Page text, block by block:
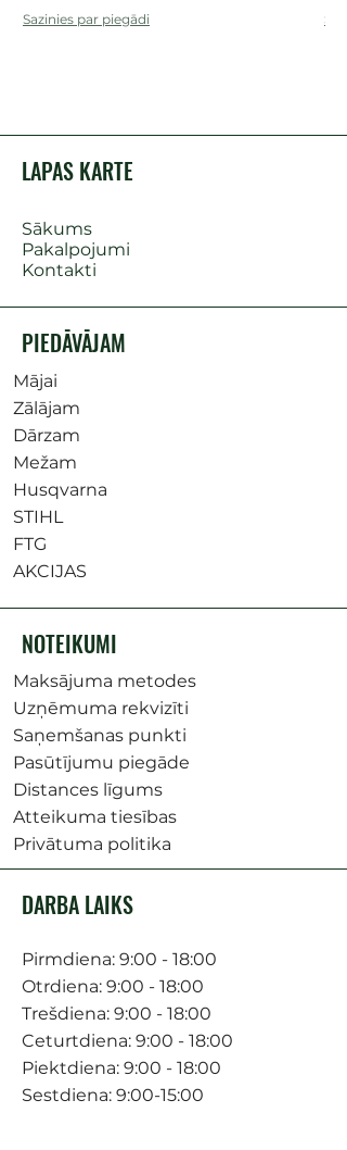
Sazinies par piegādi
LAPAS KARTE
Sākums
Pakalpojumi
Kontakti
PIEDĀVĀJAM
Mājai
Zālājam
Dārzam
Mežam
Husqvarna
STIHL
FTG
AKCIJAS
NOTEIKUMI
Maksājuma metodes
Uzņēmuma rekvizīti
Saņemšanas punkti
Pasūtījumu piegāde
Distances līgums
Atteikuma tiesības
Privātuma politika
DARBA LAIKS
Pirmdiena: 9:00 - 18:00
Otrdiena: 9:00 - 18:00
Trešdiena: 9:00 - 18:00
Ceturtdiena: 9:00 - 18:00
Piektdiena: 9:00 - 18:00
Sestdiena: 9:00-15:00